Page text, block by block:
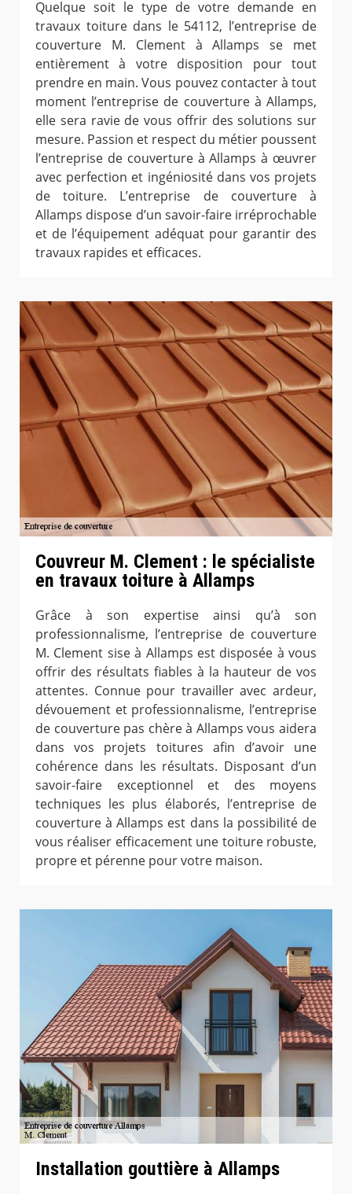
Quelque soit le type de votre demande en
travaux toiture dans le 54112, l’entreprise de
couverture M. Clement à Allamps se met
entièrement à votre disposition pour tout
prendre en main. Vous pouvez contacter à tout
moment l’entreprise de couverture à Allamps,
elle sera ravie de vous offrir des solutions sur
mesure. Passion et respect du métier poussent
l’entreprise de couverture à Allamps à œuvrer
avec perfection et ingéniosité dans vos projets
de toiture. L’entreprise de couverture à
Allamps dispose d’un savoir-faire irréprochable
et de l’équipement adéquat pour garantir des
travaux rapides et efficaces.
Couvreur M. Clement : le spécialiste
en travaux toiture à Allamps
Grâce à son expertise ainsi qu’à son
professionnalisme, l’entreprise de couverture
M. Clement sise à Allamps est disposée à vous
offrir des résultats fiables à la hauteur de vos
attentes. Connue pour travailler avec ardeur,
dévouement et professionnalisme, l’entreprise
de couverture pas chère à Allamps vous aidera
dans vos projets toitures afin d’avoir une
cohérence dans les résultats. Disposant d’un
savoir-faire exceptionnel et des moyens
techniques les plus élaborés, l’entreprise de
couverture à Allamps est dans la possibilité de
vous réaliser efficacement une toiture robuste,
propre et pérenne pour votre maison.
Installation gouttière à Allamps